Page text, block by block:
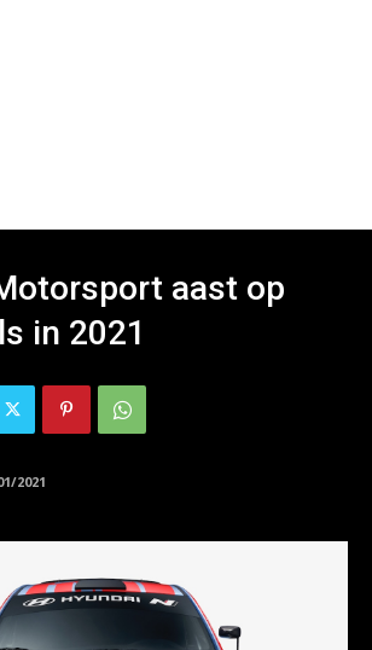
aast op
in 2021
2021